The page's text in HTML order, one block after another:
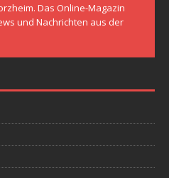
Das Online-Magazin
und Nachrichten aus der